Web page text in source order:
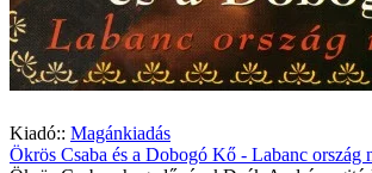
Kiadó:: Magánkiadás
Ökrös Csaba és a Dobogó Kő - Labanc ország